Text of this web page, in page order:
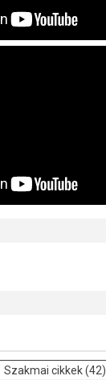
Szakmai cikkek(42)